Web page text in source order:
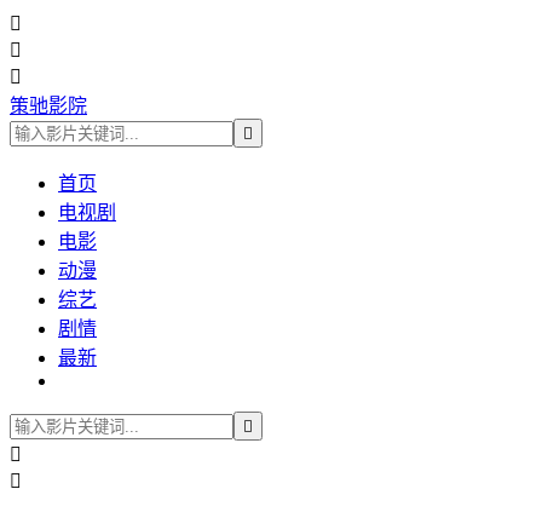



策驰影院

首页
电视剧
电影
动漫
综艺
剧情
最新


